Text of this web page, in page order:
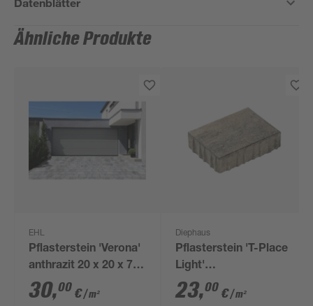
Ähnliche Produkte
EHL
Pflasterstein 'Verona'
anthrazit 20 x 20 x 7
cm
30,00 €/ m²
Diephaus
Pflasterstein 'T-Place
Light'
muschelkalkfarben 15
x 5 x 20 cm
23,00 €/ m²